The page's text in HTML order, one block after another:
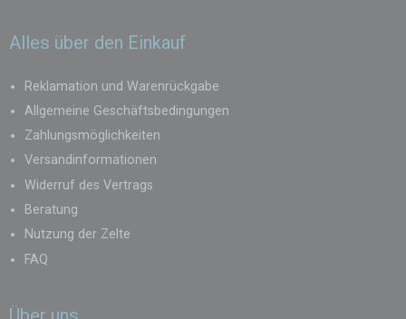
Alles über den Einkauf
Reklamation und Warenrückgabe
Allgemeine Geschäftsbedingungen
Zahlungsmöglichkeiten
Versandinformationen
Widerruf des Vertrags
Beratung
Nutzung der Zelte
FAQ